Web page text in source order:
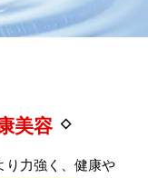
美容
り力強く、健康や